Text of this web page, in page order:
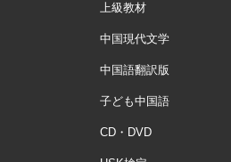
上級教材
中国現代文学
中国語翻訳版
子ども中国語
CD・DVD